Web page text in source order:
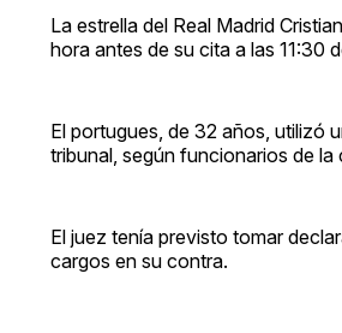
La estrella del Real Madrid
hora antes de su cita a las 11:30
El portugues, de 32 años, utilizó
tribunal, según funcionarios de la
El juez tenía previsto tomar
cargos en su contra.